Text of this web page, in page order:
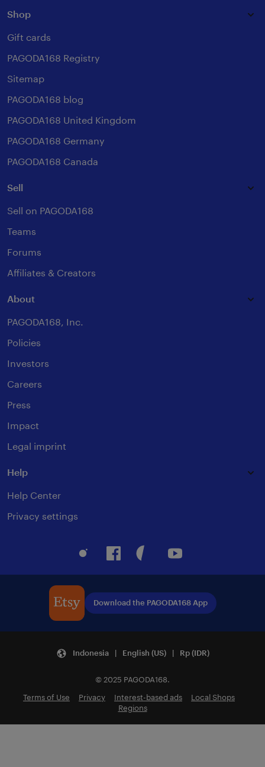
Shop
Gift cards
PAGODA168 Registry
Sitemap
PAGODA168 blog
PAGODA168 United Kingdom
PAGODA168 Germany
PAGODA168 Canada
Sell
Sell on PAGODA168
Teams
Forums
Affiliates & Creators
About
PAGODA168, Inc.
Policies
Investors
Careers
Press
Impact
Legal imprint
Help
Help Center
Privacy settings
InstagramFacebookPinterest
Download the PAGODA168 App
Indonesia | English (US) | Rp (IDR)
© 2025 PAGODA168.
Terms of Use
Privacy Interest-based ads
Local Shops
Regions